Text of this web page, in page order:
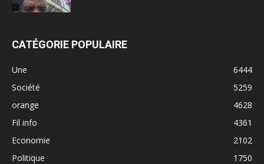
CATÉGORIE POPULAIRE
Une
6444
Société
5259
orange
4628
Fil info
4361
Economie
2102
Politique
1750